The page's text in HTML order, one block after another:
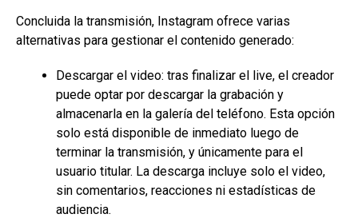
Concluida la transmisión, Instagram ofrece varias
alternativas para gestionar el contenido generado:
Descargar el video: tras finalizar el live, el creador
puede optar por descargar la grabación y
almacenarla en la galería del teléfono. Esta opción
solo está disponible de inmediato luego de
terminar la transmisión, y únicamente para el
usuario titular. La descarga incluye solo el video,
sin comentarios, reacciones ni estadísticas de
audiencia.